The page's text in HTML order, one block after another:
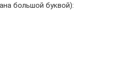
большой буквой):